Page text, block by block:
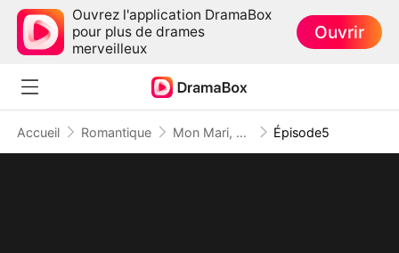
Ouvrez l'application DramaBox
pour plus de drames
merveilleux
Ouvrir
Accueil Romantique Mon Mari, Frère de Mon Amie Épisode5